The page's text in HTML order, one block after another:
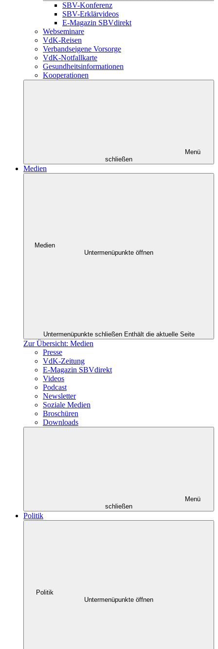
SBV-Konferenz
SBV-Erklärvideos
E-Magazin SBVdirekt
Webseminare
VdK-Reisen
Verbandseigene Vorsorge
VdK-Notfallkarte
Gesundheitsinformationen
Kooperationen
Menü
schließen
Medien
Medien
Untermenüpunkte öffnen
Untermenüpunkte schließen Enthält die aktuelle Seite
Zur Übersicht: Medien
Presse
VdK-Zeitung
E-Magazin SBVdirekt
Videos
Podcast
Newsletter
Soziale Medien
Broschüren
Downloads
Menü
schließen
Politik
Politik
Untermenüpunkte öffnen